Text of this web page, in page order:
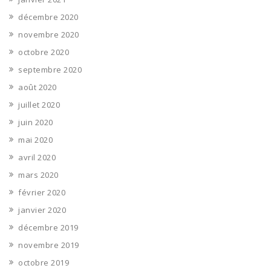
décembre 2020
novembre 2020
octobre 2020
septembre 2020
août 2020
juillet 2020
juin 2020
mai 2020
avril 2020
mars 2020
février 2020
janvier 2020
décembre 2019
novembre 2019
octobre 2019